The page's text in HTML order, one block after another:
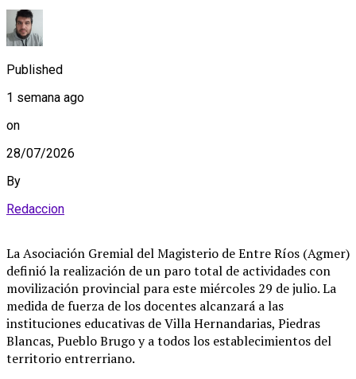
Published
1 semana ago
on
28/07/2026
By
Redaccion
La Asociación Gremial del Magisterio de Entre Ríos (Agmer)
definió la realización de un paro total de actividades con
movilización provincial para este miércoles 29 de julio. La
medida de fuerza de los docentes alcanzará a las
instituciones educativas de Villa Hernandarias, Piedras
Blancas, Pueblo Brugo y a todos los establecimientos del
territorio entrerriano.